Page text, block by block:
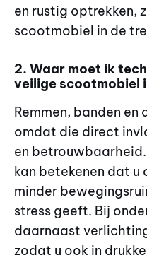
en rustig optrekken,
scootmobiel in de
2. Waar moet ik
veilige scootmobiel
Remmen, banden
omdat die direct
en
kan betekenen dat u
minder
stress geeft. Bij
daarnaast
zodat u ook in